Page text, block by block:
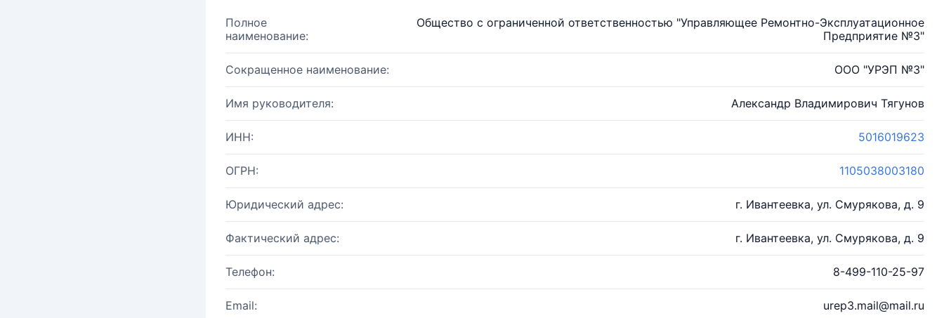
Полное
наименование:
Общество с ограниченной ответственностью "Управляющее Ремонтно-Эксплуатационное
Предприятие №3"
Сокращенное наименование: ООО "УРЭП №3"
Имя руководителя: Александр Владимирович Тягунов
ИНН: 5016019623
ОГРН: 1105038003180
Юридический адрес: г. Ивантеевка, ул. Смурякова, д. 9
Фактический адрес: г. Ивантеевка, ул. Смурякова, д. 9
Телефон: 8-499-110-25-97
Email: urep3.mail@mail.ru